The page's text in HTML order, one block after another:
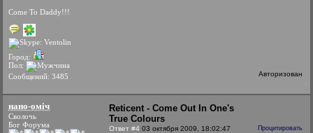
Come To Daddy!!!
Город:
Пол:
Сообщений: 3485
Авторизован
нано-оміч
Сволочь
Бог Форума
Reticent - Come Out In One's
True Colours
Ответ #4 03 октября 2009, 18:02:47 Процитировать